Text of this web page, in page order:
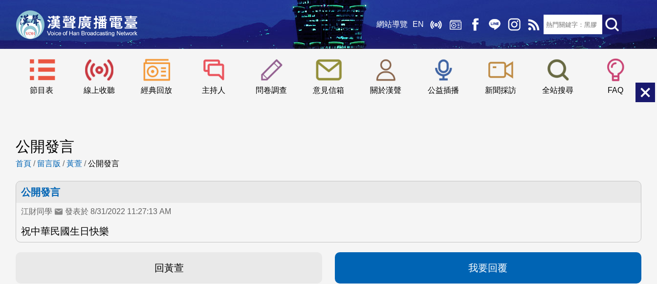
網站導覽 EN
節目表 線上收聽 經典回放 主持人 問卷調查 意見信箱 關於漢聲 公益插播 新聞採訪 全站搜尋 FAQ
::: 小 中
公開發言
首頁 / 留言版 /黃萱 /公開發言
公開發言
江財同學 發表於 8/31/2022 11:27:13 AM
祝中華民國生日快樂
回黃萱 我要回覆